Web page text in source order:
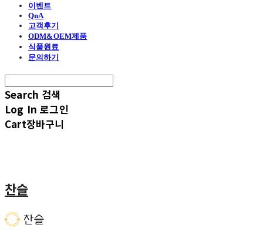
이벤트
QnA
고객후기
ODM&OEM제품
식품원료
문의하기
Search 검색
Log In 로그인
Cart장바구니
찬슬